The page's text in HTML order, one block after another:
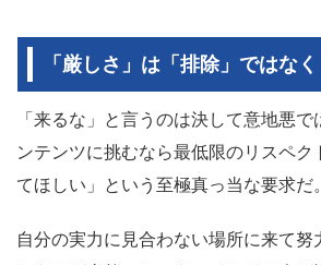
「厳しさ」は「排除」ではなく
「来るな」と言うのは決して意地悪で
ンテンツに挑むなら最低限のリスペク
てほしい」という至極真っ当な要求だ。
自分の実力に見合わない場所に来て努